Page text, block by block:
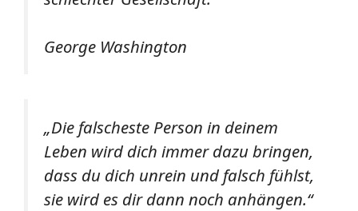
George Washington
„Die falscheste Person in deinem
Leben wird dich immer dazu bringen,
dass du dich unrein und falsch fühlst,
sie wird es dir dann noch anhängen.“